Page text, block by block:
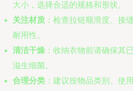
大小，选择合适的规格和形状。
关注材质 ：检查拉链顺滑度、接
耐用性。
清洁干燥 ：收纳衣物前请确保其
滋生细菌。
合理分类 ：建议按物品类别、使